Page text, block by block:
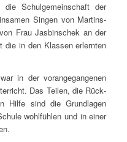
Schul­ge­mein­schaft der
Sin­gen von Mar­tins­
Frau Jas­bin­schek an der
die in den Klas­sen erlern­ten
in der vor­an­ge­gan­ge­nen
Das Tei­len, die Rück­
Hil­fe sind die Grund­la­gen
wohl­füh­len und in einer